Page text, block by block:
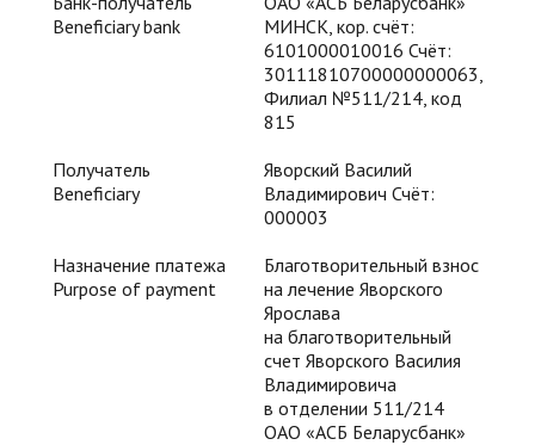
Beneficiary bank
МИНСК, кор. счёт:
6101000010016 Счёт:
30111810700000000063,
Филиал №511/214, код
815
Получатель
Beneficiary
Яворский Василий
Владимирович Счёт:
000003
Назначение платежа
Purpose of payment
Благотворительный взнос
на лечение Яворского
Ярослава
на благотворительный
счет Яворского Василия
Владимировича
в отделении 511/214
ОАО «АСБ Беларусбанк»